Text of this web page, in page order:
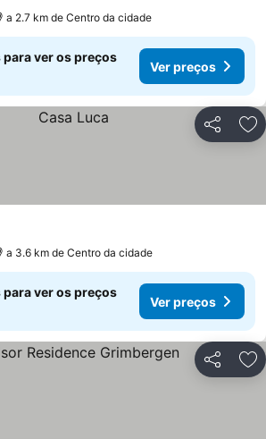
a 2.7 km de Centro da cidade
para ver os preços
Ver preços
Partilhar
a 3.6 km de Centro da cidade
para ver os preços
Ver preços
Partilhar